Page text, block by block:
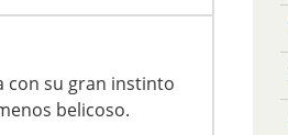
con su gran instinto
belicoso.